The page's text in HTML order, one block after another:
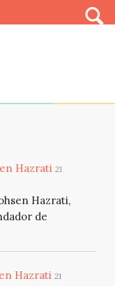
Hazrati 21
Hazrati,
de
Hazrati 21